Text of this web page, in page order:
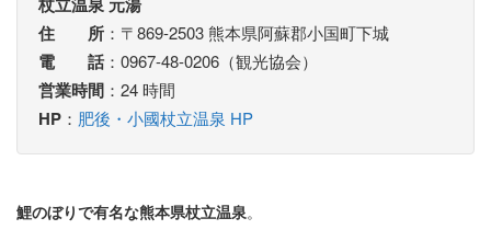
住 所 ：〒869-2503 熊本県阿蘇郡小国町下城
電 話：0967-48-0206（観光協会）
営業時間 ：24 時間
HP ： 肥後・小國杖立温泉 HP
鯉のぼりで有名な熊本県杖立温泉。